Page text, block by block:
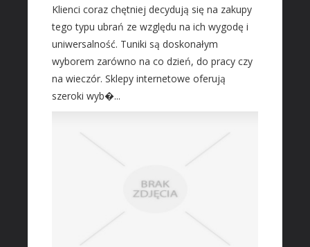
Klienci coraz chętniej decydują się na zakupy
tego typu ubrań ze względu na ich wygodę i
uniwersalność. Tuniki są doskonałym
wyborem zarówno na co dzień, do pracy czy
na wieczór. Sklepy internetowe oferują
szeroki wyb�...